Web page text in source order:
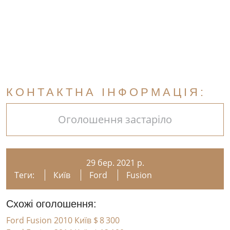
КОНТАКТНА ІНФОРМАЦІЯ:
Оголошення застаріло
29 бер. 2021 р.
Теги:
Київ Ford Fusion
Схожі оголошення:
Ford Fusion 2010 Київ $ 8 300